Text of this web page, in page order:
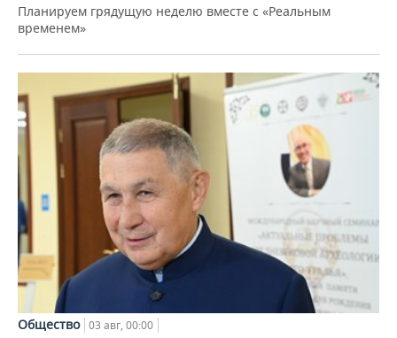
Планируем грядущую неделю вместе с «Реальным
временем»
Общество 03 авг, 00:00